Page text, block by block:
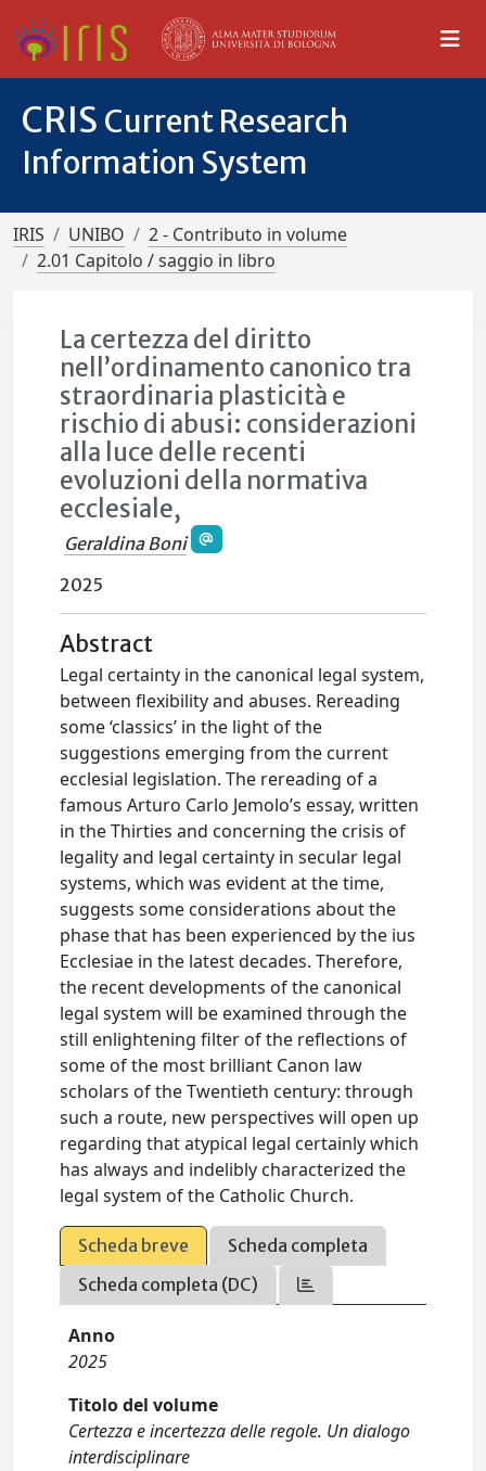
CRIS Current Research
Information System
IRIS UNIBO
2 - Contributo in volume
2.01 Capitolo / saggio in libro
La certezza del diritto
nell’ordinamento canonico tra
straordinaria plasticità e
rischio di abusi: considerazioni
alla luce delle recenti
evoluzioni della normativa
ecclesiale,
Geraldina Boni
2025
Abstract
Legal certainty in the canonical legal system,
between flexibility and abuses. Rereading
some ‘classics’ in the light of the
suggestions emerging from the current
ecclesial legislation. The rereading of a
famous Arturo Carlo Jemolo’s essay, written
in the Thirties and concerning the crisis of
legality and legal certainty in secular legal
systems, which was evident at the time,
suggests some considerations about the
phase that has been experienced by the ius
Ecclesiae in the latest decades. Therefore,
the recent developments of the canonical
legal system will be examined through the
still enlightening filter of the reflections of
some of the most brilliant Canon law
scholars of the Twentieth century: through
such a route, new perspectives will open up
regarding that atypical legal certainly which
has always and indelibly characterized the
legal system of the Catholic Church.
Scheda breve
Scheda completa
Scheda completa (DC)
Anno
2025
Titolo del volume
Certezza e incertezza delle regole. Un dialogo
interdisciplinare